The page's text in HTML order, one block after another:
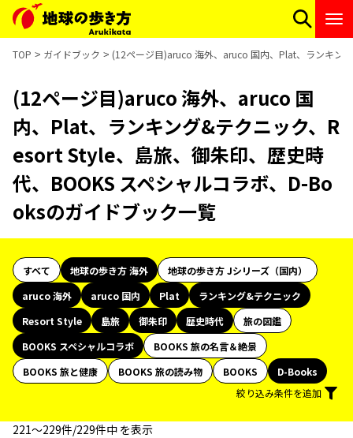
TOP ガイドブック (12ページ目)aruco 海外、aruco 国内、Plat、ランキン
(12ページ目)aruco 海外、aruco 国
内、Plat、ランキング&テクニック、R
esort Style、島旅、御朱印、歴史時
代、BOOKS スペシャルコラボ、D-Bo
oksのガイドブック一覧
すべて 地球の歩き方 海外
地球の歩き方 Jシリーズ（国内）
aruco 海外
aruco 国内 Plat
ランキング&テクニック
Resort Style
島旅 御朱印 歴史時代
旅の図鑑
BOOKS スペシャルコラボ
BOOKS 旅の名言＆絶景
BOOKS 旅と健康
BOOKS 旅の読み物 BOOKS
D-Books
絞り込み条件を追加
221〜229件/229件中 を表示